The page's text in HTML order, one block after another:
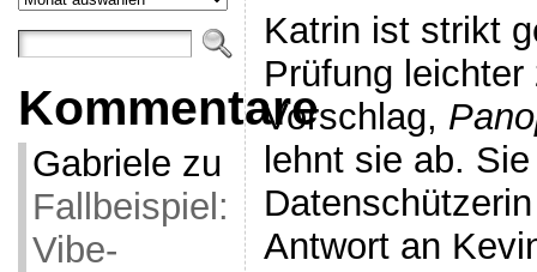
Kommentare
Gabriele zu
Fallbeispiel:
Vibe-
Katrin ist strikt
Prüfung
Vorschlag,
lehnt sie ab.
Antwort an